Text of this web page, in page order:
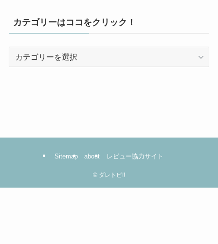
カテゴリーはココをクリック！
コ
ッ
Sitemap about レビュー協力サイト
© ダレトピ!!